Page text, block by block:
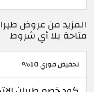
متاحة بلا أي شروط
تخفيض فوري 10%